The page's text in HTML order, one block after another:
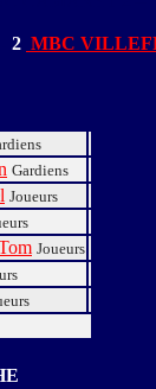
2 MBC
Gardiens
Joueurs
Joueurs